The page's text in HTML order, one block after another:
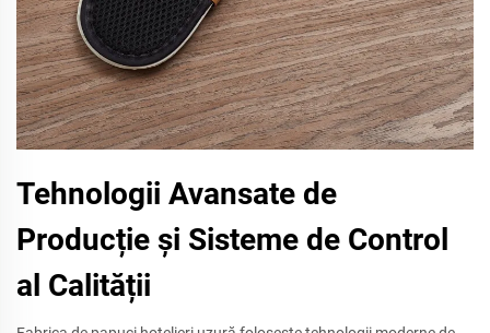
Tehnologii Avansate de
Producție și Sisteme de Control
al Calității